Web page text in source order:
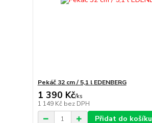
Pekáč 32 cm / 5,1 l EDENBERG
1 390 Kč/ks
1 149 Kč bez DPH
Přidat do košíku